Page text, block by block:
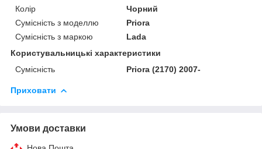
Колір
Чорний
Сумісність з моделлю
Priora
Сумісність з маркою
Lada
Користувальницькі характеристики
Сумісність
Priora (2170) 2007-
Приховати
Умови доставки